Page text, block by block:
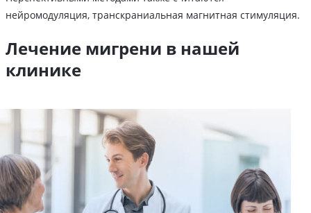
нейромодуляция, транскраниальная магнитная стимуляция.
Лечение мигрени в нашей
клинике